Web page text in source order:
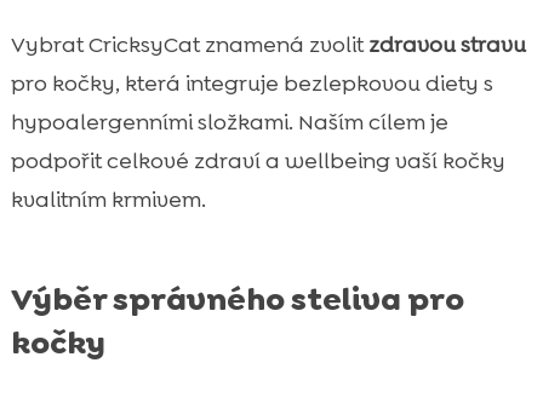
Vybrat CricksyCat znamená zvolitzdravou stravu
pro kočky, která integruje bezlepkovou diety s
hypoalergenními složkami. Naším cílem je
podpořit celkové zdraví a wellbeing vaší kočky
kvalitním krmivem.
Výběr správného steliva pro
kočky